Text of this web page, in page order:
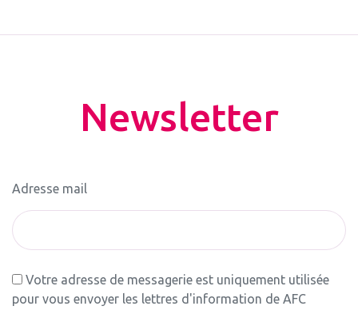
Newsletter
Adresse mail
Votre adresse de messagerie est uniquement utilisée
pour vous envoyer les lettres d'information de AFC